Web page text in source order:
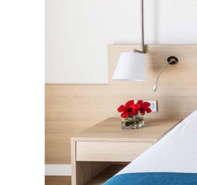
Pramoginiai renginiai
Meniu vaikams
Auklė: už papildomą
Diskoteka vaikams
Baseinas vaikams: atviras
Vaikų klubas (4-10 metų)
Paauglių klubas (11-15
Lovelė: pagal atskirą